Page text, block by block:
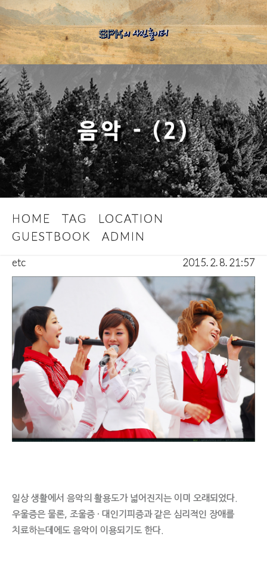
음악 - (2)
HOME TAG
LOCATION
GUESTBOOK
ADMIN
etc 2015. 2. 8. 21:57
일상 생활에서 음악의 활용도가 넓어진지는 이미 오래되었다.
우울증은 물론, 조울증 · 대인기피증과 같은 심리적인 장애를
치료하는데에도 음악이 이용되기도 한다.